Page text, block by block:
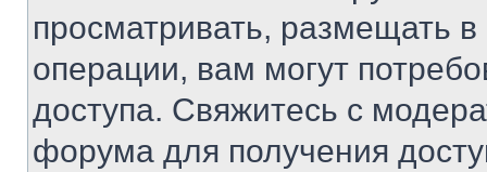
просматривать, размещать
операции, вам могут
доступа. Свяжитесь с
форума для получения